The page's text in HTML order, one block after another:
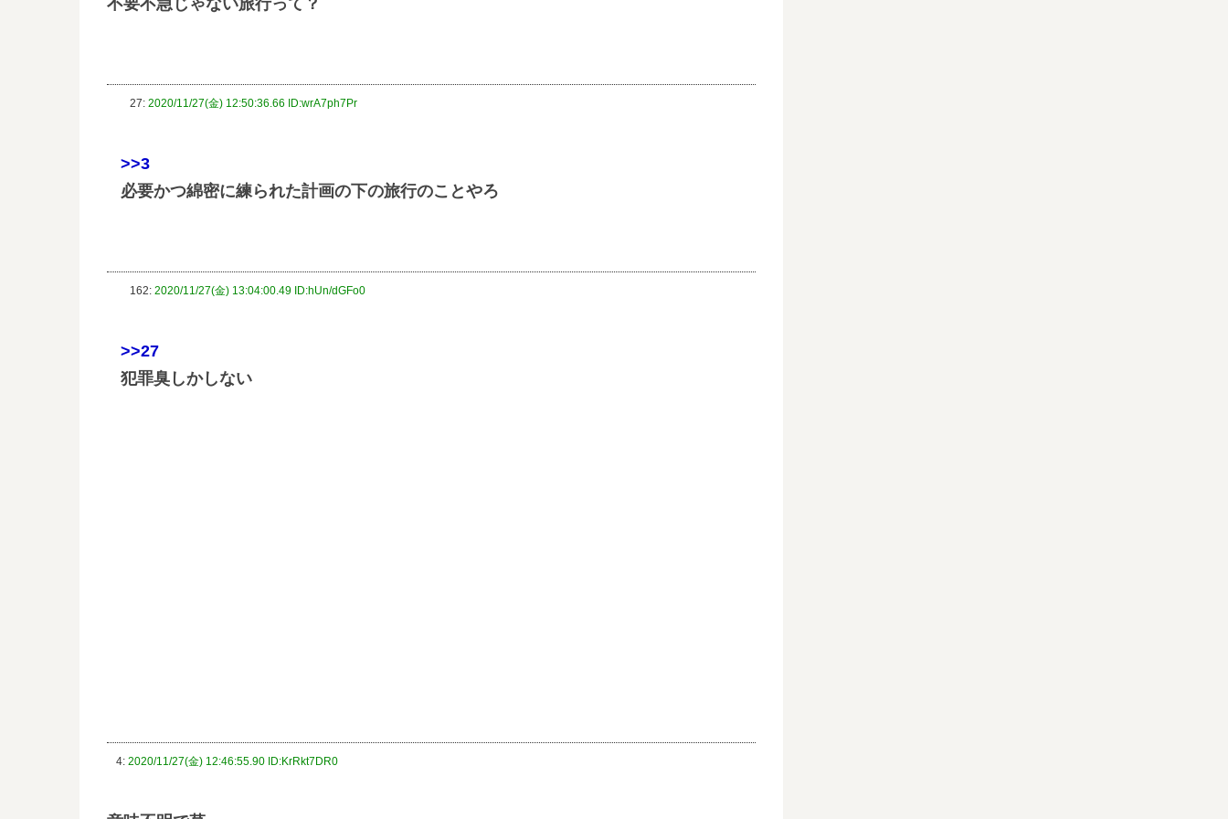
不要不急じゃない旅行って？
27: 2020/11/27(金) 12:50:36.66 ID:wrA7ph7Pr
>>3
必要かつ綿密に練られた計画の下の旅行のことやろ
162: 2020/11/27(金) 13:04:00.49 ID:hUn/dGFo0
>>27
犯罪臭しかしない
4: 2020/11/27(金) 12:46:55.90 ID:KrRkt7DR0